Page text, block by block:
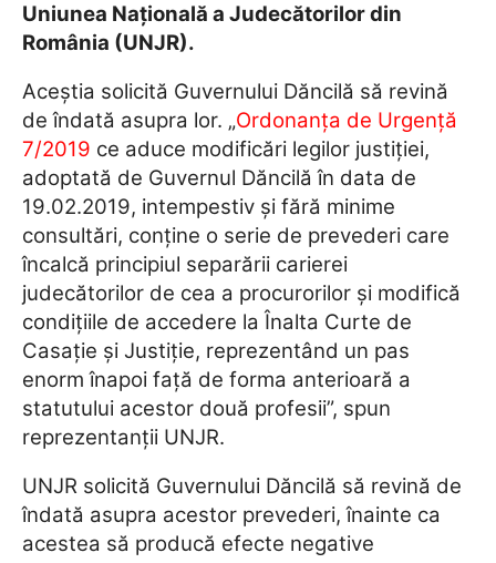
Uniunea Naţională a Judecătorilor din
România (UNJR).
Aceștia solicită Guvernului Dăncilă să revină
de îndată asupra lor. „Ordonanţa de Urgenţă
7/2019 ce aduce modificări legilor justiţiei,
adoptată de Guvernul Dăncilă în data de
19.02.2019, intempestiv şi fără minime
consultări, conţine o serie de prevederi care
încalcă principiul separării carierei
judecătorilor de cea a procurorilor şi modifică
condiţiile de accedere la Înalta Curte de
Casaţie şi Justiţie, reprezentând un pas
enorm înapoi faţă de forma anterioară a
statutului acestor două profesii”, spun
reprezentanții UNJR.
UNJR solicită Guvernului Dăncilă să revină de
îndată asupra acestor prevederi, înainte ca
acestea să producă efecte negative